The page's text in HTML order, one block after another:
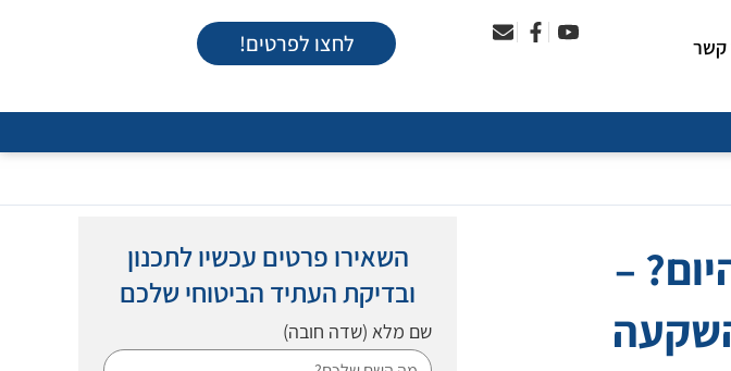
קשר לחצו לפרטים!
–
השאירו פרטים עכשיו לתכנון
ובדיקת העתיד הביטוחי שלכם
שם מלא (שדה חובה)